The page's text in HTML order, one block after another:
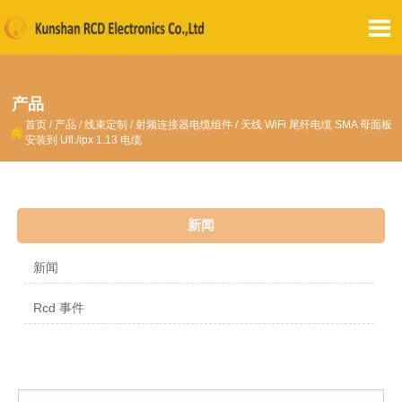

产品
 首页 / 产品 /线束定制 / 射频连接器电缆组件 / 天线 WiFi 尾纤电缆 SMA 母面板
安装到 Ufl./ipx 1.13 电缆
新闻
新闻
Rcd 事件